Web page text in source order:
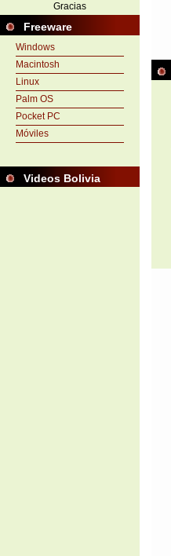
Gracias
Freeware
Windows
Macintosh
Linux
Palm OS
Pocket PC
Móviles
Videos Bolivia